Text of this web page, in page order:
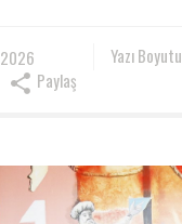
2026 Yazı Boyutu
Paylaş